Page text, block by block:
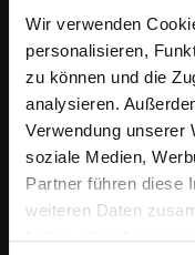
Wir verwenden
personalisieren,
zu können und die
analysieren.
Verwendung unserer
soziale Medien,
Partner führen diese
weiteren Daten
haben oder die sie
CPC:
Was du im
Anzeige zahlst.
Conversion